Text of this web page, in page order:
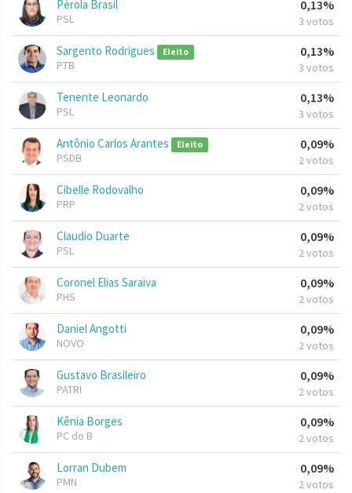
Pérola Brasil
PSL
0,13%
3 votos
Sargento Rodrigues Eleito
PTB
0,13%
3 votos
Tenente Leonardo
PSL
0,13%
3 votos
Antônio Carlos Arantes Eleito
PSDB
0,09%
2 votos
Cibelle Rodovalho
PRP
0,09%
2 votos
Claudio Duarte
PSL
0,09%
2 votos
Coronel Elias Saraiva
PHS
0,09%
2 votos
Daniel Angotti
NOVO
0,09%
2 votos
Gustavo Brasileiro
PATRI
0,09%
2 votos
Kênia Borges
PC do B
0,09%
2 votos
Lorran Dubem
PMN
0,09%
2 votos